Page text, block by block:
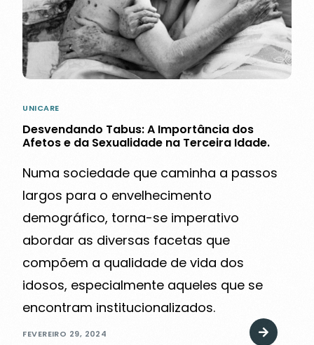
UNICARE
Desvendando Tabus: A Importância dos
Afetos e da Sexualidade na Terceira Idade.
Numa sociedade que caminha a passos
largos para o envelhecimento
demográfico, torna-se imperativo
abordar as diversas facetas que
compõem a qualidade de vida dos
idosos, especialmente aqueles que se
encontram institucionalizados.
FEVEREIRO 29, 2024